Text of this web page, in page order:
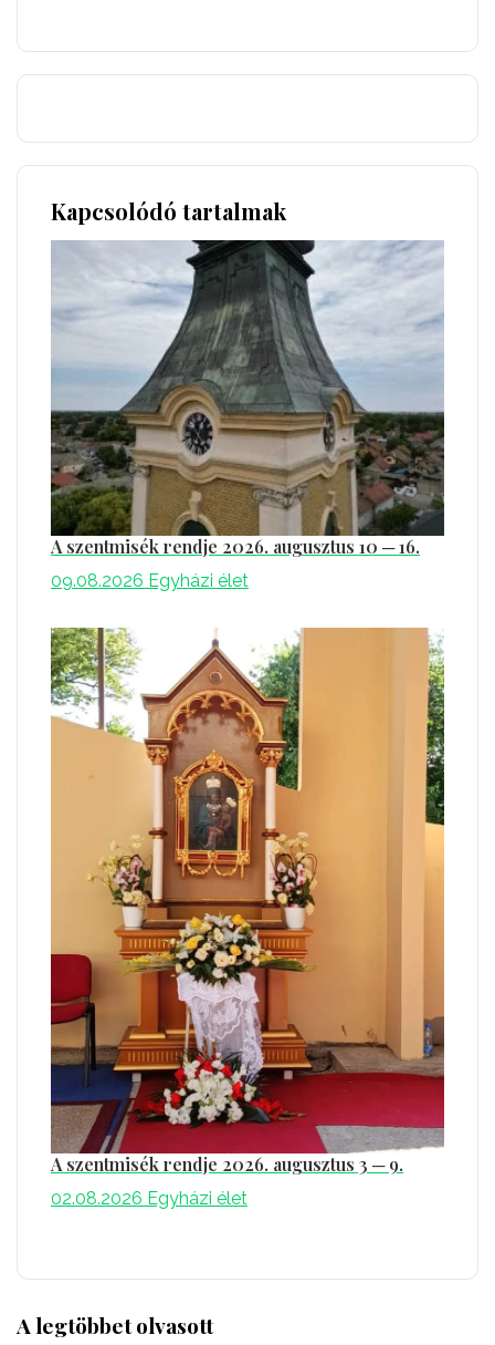
Kapcsolódó tartalmak
A szentmisék rendje 2026. augusztus 10 ─ 16.
09.08.2026 Egyházi élet
A szentmisék rendje 2026. augusztus 3 ─ 9.
02.08.2026 Egyházi élet
A legtöbbet olvasott